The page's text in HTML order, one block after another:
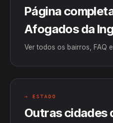
Página
Afogados da
Ver todos os bairros, FAQ
→ ESTADO
Outras cidades